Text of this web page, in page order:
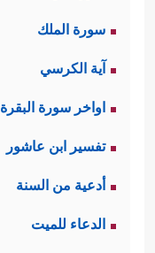
سورة الملك
آية الكرسي
اواخر سورة البقرة
تفسير ابن عاشور
أدعية من السنة
الدعاء للميت